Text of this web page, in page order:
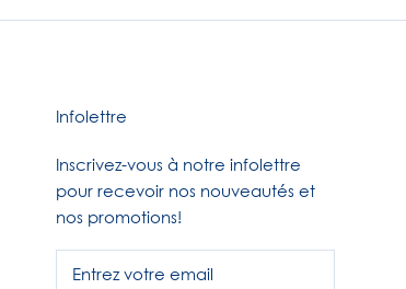
Infolettre
Inscrivez-vous à notre infolettre
pour recevoir nos nouveautés et
nos promotions!